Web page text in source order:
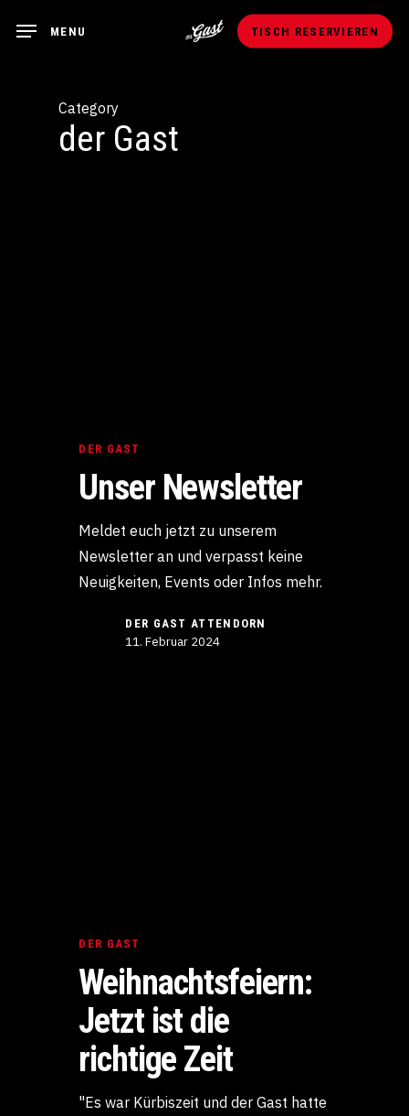
TISCH RESERVIEREN
MENU
Category
der Gast
DER GAST
Unser Newsletter
Meldet euch jetzt zu unserem
Newsletter an und verpasst keine
Neuigkeiten, Events oder Infos mehr.
DER GAST ATTENDORN
11. Februar 2024
DER GAST
Weihnachtsfeiern:
Jetzt ist die
richtige Zeit
"Es war Kürbiszeit und der Gast hatte